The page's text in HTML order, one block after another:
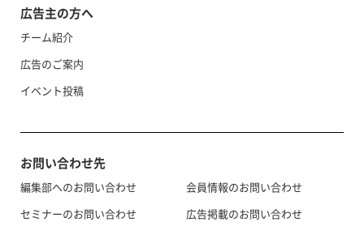
広告主の方へ
チーム紹介
広告のご案内
イベント投稿
お問い合わせ先
編集部へのお問い合わせ
セミナーのお問い合わせ
会員情報のお問い合わせ
広告掲載のお問い合わせ